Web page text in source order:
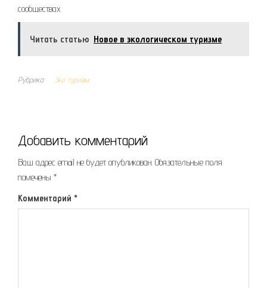
сообществах.
Читать статью Новое в экологическом туризме
Рубрика Эко туризм
Добавить комментарий
Ваш адрес email не будет опубликован. Обязательные поля
помечены *
Комментарий *